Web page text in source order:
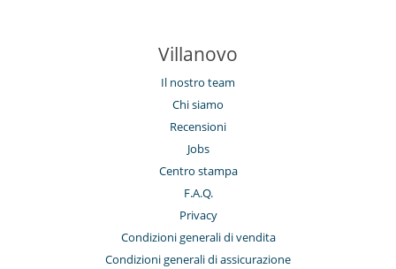
Villanovo
Il nostro team
Chi siamo
Recensioni
Jobs
Centro stampa
F.A.Q.
Privacy
Condizioni generali di vendita
Condizioni generali di assicurazione